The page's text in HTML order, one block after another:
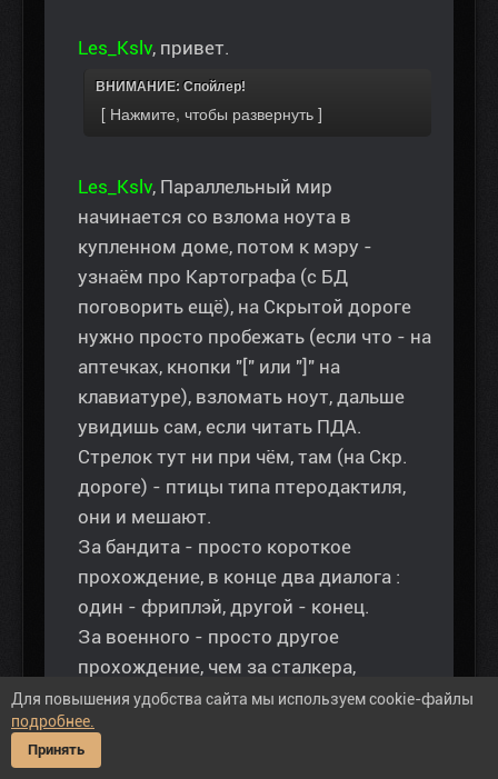
Les_Kslv, привет.
ВНИМАНИЕ: Спойлер!
Les_Kslv, Параллельный мир
начинается со взлома ноута в
купленном доме, потом к мэру -
узнаём про Картографа (с БД
поговорить ещё), на Скрытой дороге
нужно просто пробежать (если что - на
аптечках, кнопки "[" или "]" на
клавиатуре), взломать ноут, дальше
увидишь сам, если читать ПДА.
Стрелок тут ни при чём, там (на Скр.
дороге) - птицы типа птеродактиля,
они и мешают.
За бандита - просто короткое
прохождение, в конце два диалога :
один - фриплэй, другой - конец.
За военного - просто другое
прохождение, чем за сталкера,
осложняется тем, что почти все враги
(кроме учёных), хотя основные
задания такие же почти..
Для повышения удобства сайта мы используем cookie-файлы
подробнее.
Принять